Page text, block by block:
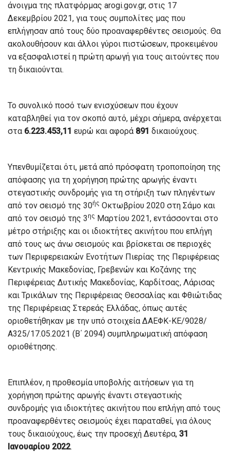
άνοιγμα της πλατφόρμας arogi.gov.gr, στις 17
Δεκεμβρίου 2021, για τους συμπολίτες μας που
επλήγησαν από τους δύο προαναφερθέντες σεισμούς. Θα
ακολουθήσουν και άλλοι γύροι πιστώσεων, προκειμένου
να εξασφαλιστεί η πρώτη αρωγή για τους αιτούντες που
τη δικαιούνται.
Το συνολικό ποσό των ενισχύσεων που έχουν
καταβληθεί για τον σκοπό αυτό, μέχρι σήμερα, ανέρχεται
στα 6.223.453,11 ευρώ και αφορά 891 δικαιούχους.
Υπενθυμίζεται ότι, μετά από πρόσφατη τροποποίηση της
απόφασης για τη χορήγηση πρώτης αρωγής έναντι
στεγαστικής συνδρομής για τη στήριξη των πληγέντων
από τον σεισμό της 30ής Οκτωβρίου 2020 στη Σάμο και
από τον σεισμό της 3ης Μαρτίου 2021, εντάσσονται στο
μέτρο στήριξης και οι ιδιοκτήτες ακινήτου που επλήγη
από τους ως άνω σεισμούς και βρίσκεται σε περιοχές
των Περιφερειακών Ενοτήτων Πιερίας της Περιφέρειας
Κεντρικής Μακεδονίας, Γρεβενών και Κοζάνης της
Περιφέρειας Δυτικής Μακεδονίας, Καρδίτσας, Λάρισας
και Τρικάλων της Περιφέρειας Θεσσαλίας και Φθιώτιδας
της Περιφέρειας Στερεάς Ελλάδας, όπως αυτές
οριοθετήθηκαν με την υπό στοιχεία ΔΑΕΦΚ-ΚΕ/9028/
Α325/17.05.2021 (Β΄ 2094) συμπληρωματική απόφαση
οριοθέτησης.
Επιπλέον, η προθεσμία υποβολής αιτήσεων για τη
χορήγηση πρώτης αρωγής έναντι στεγαστικής
συνδρομής για ιδιοκτήτες ακινήτου που επλήγη από τους
προαναφερθέντες σεισμούς έχει παραταθεί, για όλους
τους δικαιούχους, έως την προσεχή Δευτέρα, 31
Ιανουαρίου 2022.